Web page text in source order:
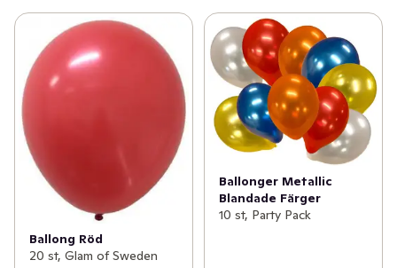
Ballong Röd
20 st, Glam of Sweden
Ballonger Metallic
Blandade Färger
10 st, Party Pack